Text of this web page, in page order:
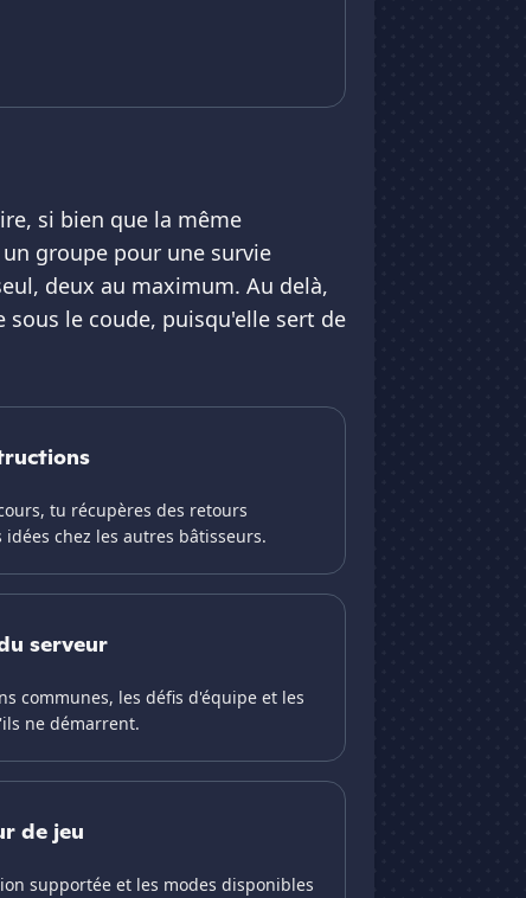
si bien que la même
groupe pour une survie
deux au maximum. Au delà,
le coude, puisqu'elle sert de
tu récupères des retours
chez les autres bâtisseurs.
serveur
communes, les défis d'équipe et les
ne démarrent.
de jeu
supportée et les modes disponibles